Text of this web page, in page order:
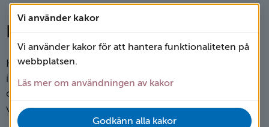
Vi använder kakor
Vi använder kakor för att hantera funktionaliteten på
webbplatsen.
Läs mer om användningen av kakor
Godkänn alla kakor
Beslut och styrning
Här hittar du protokoll från våra bestämmande
instanser, dokument som styr våra verksamheter
och hur vi jobbar. Du hittar också vår vision och
våra mål.